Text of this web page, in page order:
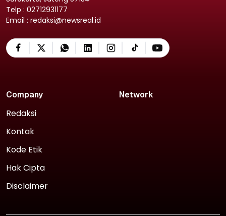
Telp : 02712931177
Email : redaksi@newsreal.id
Company
Redaksi
Kontak
Kode Etik
Hak Cipta
Disclaimer
Network